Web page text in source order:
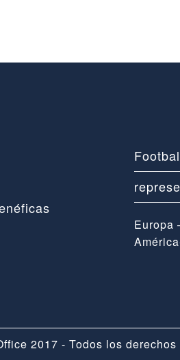
Europa
2017 - Todos los derechos